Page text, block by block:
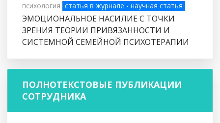
психология статья в журнале - научная статья
ЭМОЦИОНАЛЬНОЕ НАСИЛИЕ С ТОЧКИ
ЗРЕНИЯ ТЕОРИИ ПРИВЯЗАННОСТИ И
СИСТЕМНОЙ СЕМЕЙНОЙ ПСИХОТЕРАПИИ
ПОЛНОТЕКСТОВЫЕ ПУБЛИКАЦИИ
СОТРУДНИКА